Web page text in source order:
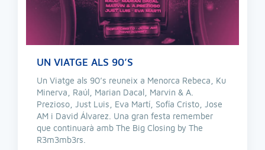
UN VIATGE ALS 90’S
Un Viatge als 90’s reuneix a Menorca Rebeca, Ku
Minerva, Raúl, Marian Dacal, Marvin & A.
Prezioso, Just Luis, Eva Martí, Sofía Cristo, Jose
AM i David Álvarez. Una gran festa remember
que continuarà amb The Big Closing by The
R3m3mb3rs.